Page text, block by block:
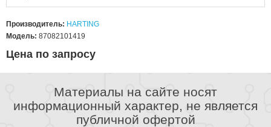
Производитель: HARTING
Модель: 87082101419
Цена по запросу
Материалы на сайте носят
информационный характер, не является
публичной офертой